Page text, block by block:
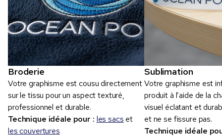
Broderie
Votre graphisme est cousu directement
sur le tissu pour un aspect texturé,
professionnel et durable.
Technique idéale pour : les sacs et
les couvertures
Sublimation
Votre graphisme est
produit à l’aide de la
visuel éclatant et
et ne se fissure pas.
Technique idéale